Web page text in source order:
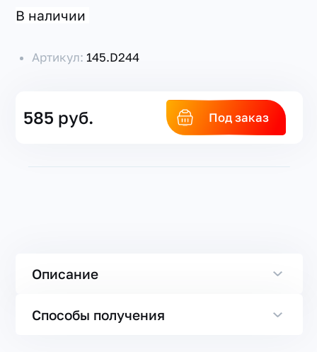
В наличии
Артикул: 145.D244
585 руб. Под заказ
Описание
Способы получения